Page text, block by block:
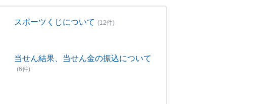
スポーツくじについて (12件)
当せん結果、当せん金の振込について
(6件)